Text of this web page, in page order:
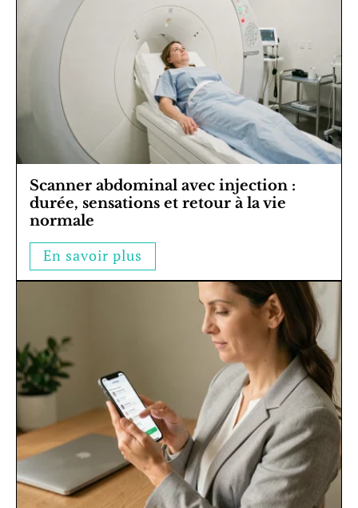
Scanner abdominal avec injection :
durée, sensations et retour à la vie
normale
En savoir plus